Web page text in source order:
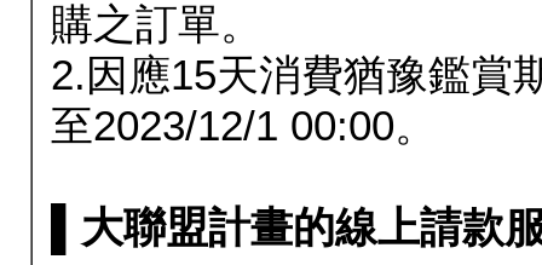
購之訂單。
2.因應15天消費猶豫鑑賞
至2023/12/1 00:00。
▌大聯盟計畫的線上請款